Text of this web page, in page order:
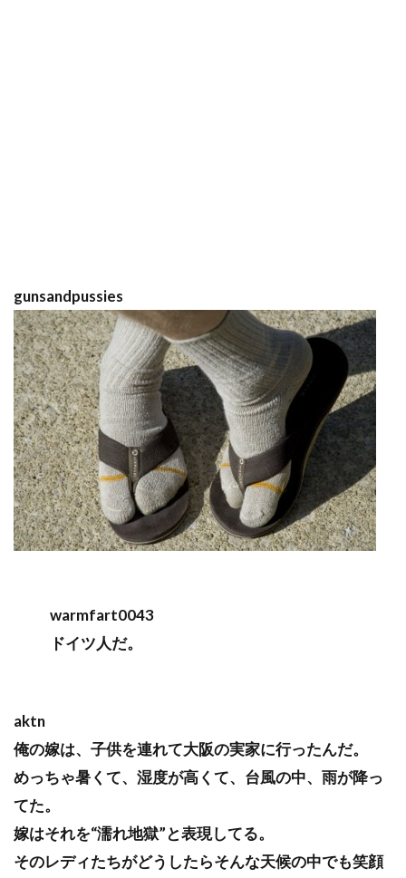
gunsandpussies
warmfart0043
ドイツ人だ。
aktn
俺の嫁は、子供を連れて大阪の実家に行ったんだ。
めっちゃ暑くて、湿度が高くて、台風の中、雨が降っ
てた。
嫁はそれを“濡れ地獄”と表現してる。
そのレディたちがどうしたらそんな天候の中でも笑顔